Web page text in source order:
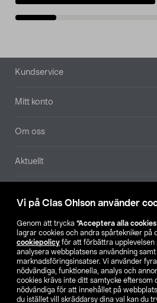
Vi på Clas Ohlson använder
Genom att trycka ”Acceptera alla
lagrar cookies och andra spårtekniker på
cookiepolicy för att förbättra upplevelsen
analysera webbplatsens användning
marknadsföringsinsatser. Vi använder
nödvändiga, funktionella, analys och
cookies krävs inte ditt samtycke eftersom
nödvändiga för att innehållet på
du istället vill skräddarsy dina val kan du
Sidfot
Kundservice
Mitt konto
Om oss
Aktuellt
Hitta
SE NO FI